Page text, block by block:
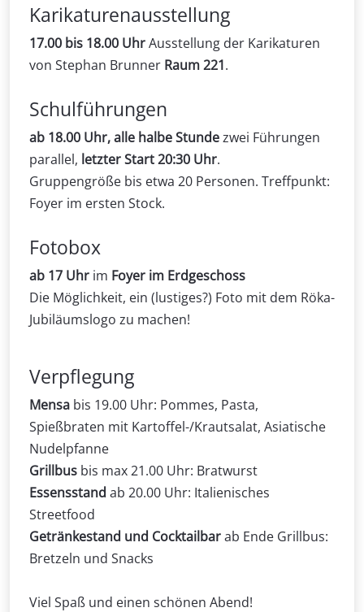
Karikaturenausstellung
17.00 bis 18.00 UhrAusstellung der Karikaturen
von Stephan Brunner Raum 221.
Schulführungen
ab 18.00 Uhr, alle halbe Stundezwei Führungen
parallel, letzter Start 20:30 Uhr.
Gruppengröße bis etwa 20 Personen. Treffpunkt:
Foyer im ersten Stock.
Fotobox
ab 17 Uhr im Foyer im Erdgeschoss
Die Möglichkeit, ein (lustiges?) Foto mit dem Röka-
Jubiläumslogo zu machen!
Verpflegung
Mensa bis 19.00 Uhr: Pommes, Pasta,
Spießbraten mit Kartoffel-/Krautsalat, Asiatische
Nudelpfanne
Grillbus bis max 21.00 Uhr: Bratwurst
Essensstand ab 20.00 Uhr: Italienisches
Streetfood
Getränkestand und Cocktailbarab Ende Grillbus:
Bretzeln und Snacks
Viel Spaß und einen schönen Abend!